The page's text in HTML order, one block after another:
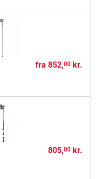
fra 852,00kr.
805,00kr.